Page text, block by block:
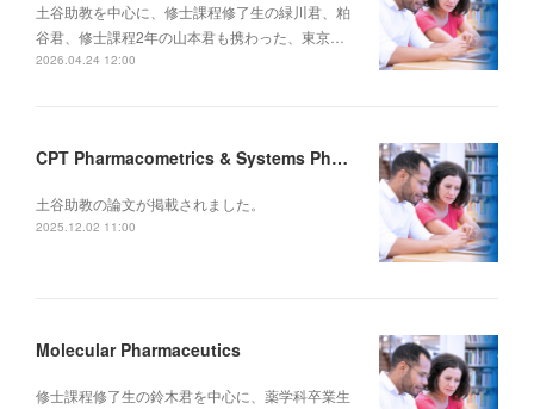
土谷助教を中心に、修士課程修了生の緑川君、粕
谷君、修士課程2年の山本君も携わった、東京…
2026.04.24 12:00
CPT Pharmacometrics & Systems Pharmacology
土谷助教の論文が掲載されました。
2025.12.02 11:00
Molecular Pharmaceutics
修士課程修了生の鈴木君を中心に、薬学科卒業生